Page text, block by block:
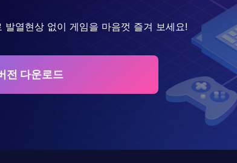
열현상 없이 게임을 마음껏 즐겨 보세요!
전 다운로드